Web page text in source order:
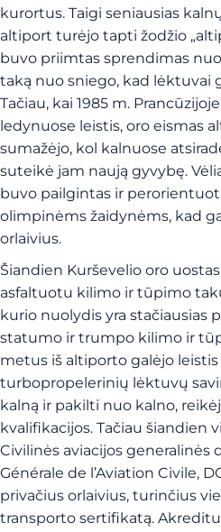
kurortus. Taigi seniausias
altiport turėjo tapti žodžio
buvo priimtas sprendimas
taką nuo sniego, kad lėktuvai
Tačiau, kai 1985 m.
ledynuose leistis, oro eismas
sumažėjo, kol kalnuose
suteikė jam naują gyvybę.
buvo pailgintas ir
olimpinėms žaidynėms, kad
orlaivius.
Šiandien Kurševelio oro
asfaltuotu kilimo ir tūpimo
kurio nuolydis yra stačiausias
statumo ir trumpo kilimo ir
metus iš altiporto galėjo
turbopropelerinių lėktuvų
kalną ir pakilti nuo kalno,
kvalifikacijos. Tačiau šiandien
Civilinės aviacijos generalinės
Générale de l’Aviation Civile,
privačius orlaivius, turinčius
transporto sertifikatą.